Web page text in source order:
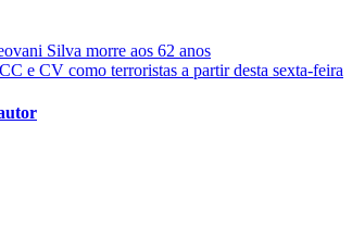
Silva morre aos 62 anos
e CV como terroristas a partir desta sexta-feira